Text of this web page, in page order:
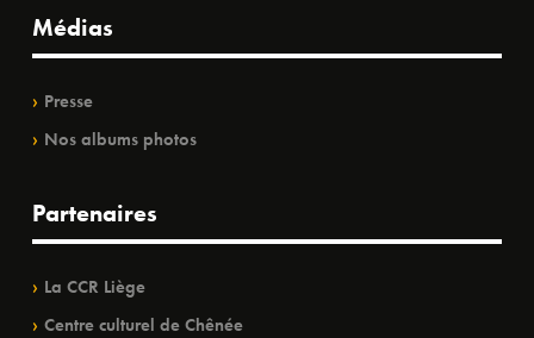
Médias
Presse
Nos albums photos
Partenaires
La CCR Liège
Centre culturel de Chênée